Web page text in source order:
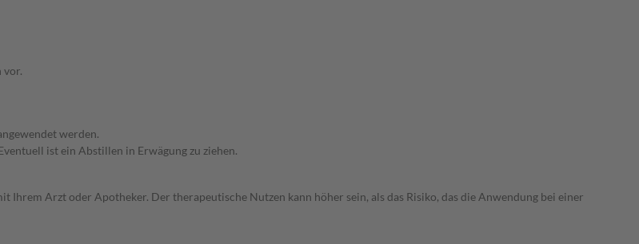
vor.
werden.
ist ein Abstillen in Erwägung zu ziehen.
Arzt oder Apotheker. Der therapeutische Nutzen kann höher sein, als das Risiko, das die Anwendung bei einer